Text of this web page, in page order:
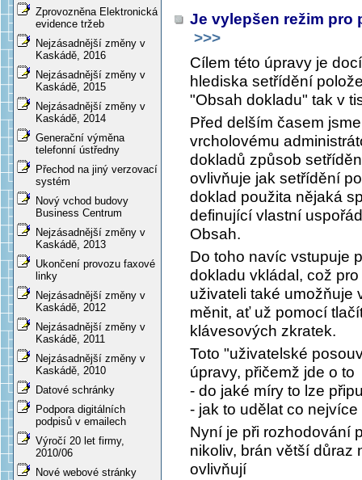
Zprovozněna Elektronická
evidence tržeb
Nejzásadnější změny v
Kaskádě, 2016
Nejzásadnější změny v
Kaskádě, 2015
Nejzásadnější změny v
Kaskádě, 2014
Generační výměna
telefonní ústředny
Přechod na jiný verzovací
systém
Nový vchod budovy
Business Centrum
Nejzásadnější změny v
Kaskádě, 2013
Ukončení provozu faxové
linky
Nejzásadnější změny v
Kaskádě, 2012
Nejzásadnější změny v
Kaskádě, 2011
Nejzásadnější změny v
Kaskádě, 2010
Datové schránky
Podpora digitálních
podpisů v emailech
Výročí 20 let firmy,
2010/06
Nové webové stránky
Je vylepšen režim pro
>>>
Cílem této úpravy je
hlediska setřídění
"Obsah dokladu" tak v
Před delším časem
vrcholovému
dokladů způsob
ovlivňuje jak setřídění
doklad použita nějaká
definující vlastní
Obsah.
Do toho navíc vstupuje
dokladu vkládal, což
uživateli také umožňuje
měnit, ať už pomocí
klávesových zkratek.
Toto "uživatelské
úpravy, přičemž jde o to
- do jaké míry to lze
- jak to udělat co nejvíce
Nyní je při rozhodování
nikoliv, brán větší důraz
ovlivňují